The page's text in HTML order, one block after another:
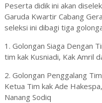
Peserta didik ini akan
Garuda Kwartir Cabang
seleksi ini dibagi tiga
1. Golongan Siaga Dengan
tim kak Kusniadi, Kak Amril
2. Golongan Penggalang
Ketua Tim kak Ade
Nanang Sodiq